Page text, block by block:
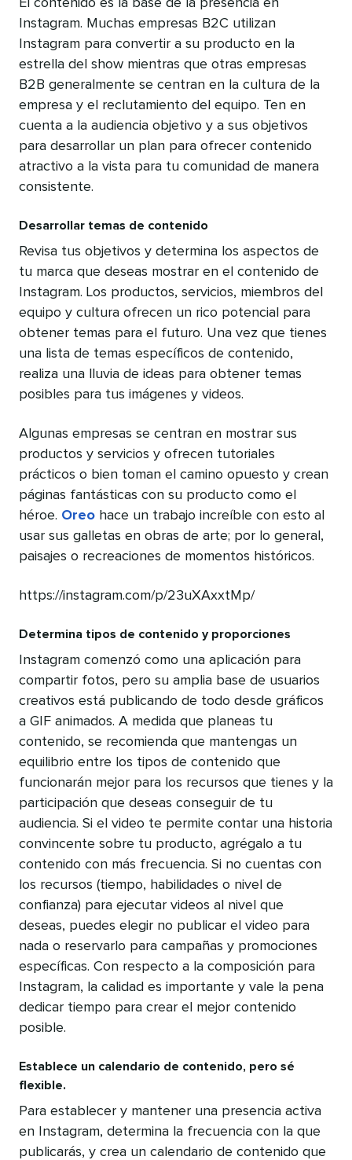
El contenido es la base de la presencia en
Instagram. Muchas empresas B2C utilizan
Instagram para convertir a su producto en la
estrella del show mientras que otras empresas
B2B generalmente se centran en la cultura de la
empresa y el reclutamiento del equipo. Ten en
cuenta a la audiencia objetivo y a sus objetivos
para desarrollar un plan para ofrecer contenido
atractivo a la vista para tu comunidad de manera
consistente.
Desarrollar temas de contenido
Revisa tus objetivos y determina los aspectos de
tu marca que deseas mostrar en el contenido de
Instagram. Los productos, servicios, miembros del
equipo y cultura ofrecen un rico potencial para
obtener temas para el futuro. Una vez que tienes
una lista de temas específicos de contenido,
realiza una lluvia de ideas para obtener temas
posibles para tus imágenes y videos.
Algunas empresas se centran en mostrar sus
productos y servicios y ofrecen tutoriales
prácticos o bien toman el camino opuesto y crean
páginas fantásticas con su producto como el
héroe. Oreo hace un trabajo increíble con esto al
usar sus galletas en obras de arte; por lo general,
paisajes o recreaciones de momentos históricos.
https://instagram.com/p/23uXAxxtMp/
Determina tipos de contenido y proporciones
Instagram comenzó como una aplicación para
compartir fotos, pero su amplia base de usuarios
creativos está publicando de todo desde gráficos
a GIF animados. A medida que planeas tu
contenido, se recomienda que mantengas un
equilibrio entre los tipos de contenido que
funcionarán mejor para los recursos que tienes y la
participación que deseas conseguir de tu
audiencia. Si el video te permite contar una historia
convincente sobre tu producto, agrégalo a tu
contenido con más frecuencia. Si no cuentas con
los recursos (tiempo, habilidades o nivel de
confianza) para ejecutar videos al nivel que
deseas, puedes elegir no publicar el video para
nada o reservarlo para campañas y promociones
específicas. Con respecto a la composición para
Instagram, la calidad es importante y vale la pena
dedicar tiempo para crear el mejor contenido
posible.
Establece un calendario de contenido, pero sé
flexible.
Para establecer y mantener una presencia activa
en Instagram, determina la frecuencia con la que
publicarás, y crea un calendario de contenido que